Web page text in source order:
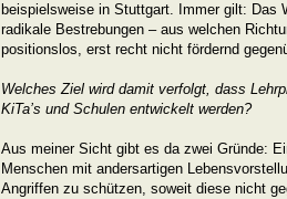
beispielsweise in Stuttgart. Immer gilt: Das
radikale Bestrebungen – aus welchen
positionslos, erst recht nicht fördernd
Welches Ziel wird damit verfolgt, dass
KiTa’s und Schulen entwickelt werden?
Aus meiner Sicht gibt es da zwei Gründe:
Menschen mit andersartigen
Angriffen zu schützen, soweit diese nicht